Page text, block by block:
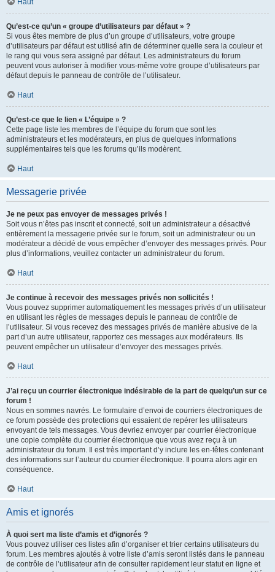
Haut
Qu’est-ce qu’un « groupe d’utilisateurs par défaut » ?
Si vous êtes membre de plus d’un groupe d’utilisateurs, votre groupe
d’utilisateurs par défaut est utilisé afin de déterminer quelle sera la couleur et
le rang qui vous sera assigné par défaut. Les administrateurs du forum
peuvent vous autoriser à modifier vous-même votre groupe d’utilisateurs par
défaut depuis le panneau de contrôle de l’utilisateur.
Haut
Qu’est-ce que le lien « L’équipe » ?
Cette page liste les membres de l’équipe du forum que sont les
administrateurs et les modérateurs, en plus de quelques informations
supplémentaires tels que les forums qu’ils modèrent.
Haut
Messagerie privée
Je ne peux pas envoyer de messages privés !
Soit vous n’êtes pas inscrit et connecté, soit un administrateur a désactivé
entièrement la messagerie privée sur le forum, soit un administrateur ou un
modérateur a décidé de vous empêcher d’envoyer des messages privés. Pour
plus d’informations, veuillez contacter un administrateur du forum.
Haut
Je continue à recevoir des messages privés non sollicités !
Vous pouvez supprimer automatiquement les messages privés d’un utilisateur
en utilisant les règles de messages depuis le panneau de contrôle de
l’utilisateur. Si vous recevez des messages privés de manière abusive de la
part d’un autre utilisateur, rapportez ces messages aux modérateurs. Ils
peuvent empêcher un utilisateur d’envoyer des messages privés.
Haut
J’ai reçu un courrier électronique indésirable de la part de quelqu’un sur ce
forum !
Nous en sommes navrés. Le formulaire d’envoi de courriers électroniques de
ce forum possède des protections qui essaient de repérer les utilisateurs
envoyant de tels messages. Vous devriez envoyer par courrier électronique
une copie complète du courrier électronique que vous avez reçu à un
administrateur du forum. Il est très important d’y inclure les en-têtes contenant
des informations sur l’auteur du courrier électronique. Il pourra alors agir en
conséquence.
Haut
Amis et ignorés
À quoi sert ma liste d’amis et d’ignorés ?
Vous pouvez utiliser ces listes afin d’organiser et trier certains utilisateurs du
forum. Les membres ajoutés à votre liste d’amis seront listés dans le panneau
de contrôle de l’utilisateur afin de consulter rapidement leur statut en ligne et